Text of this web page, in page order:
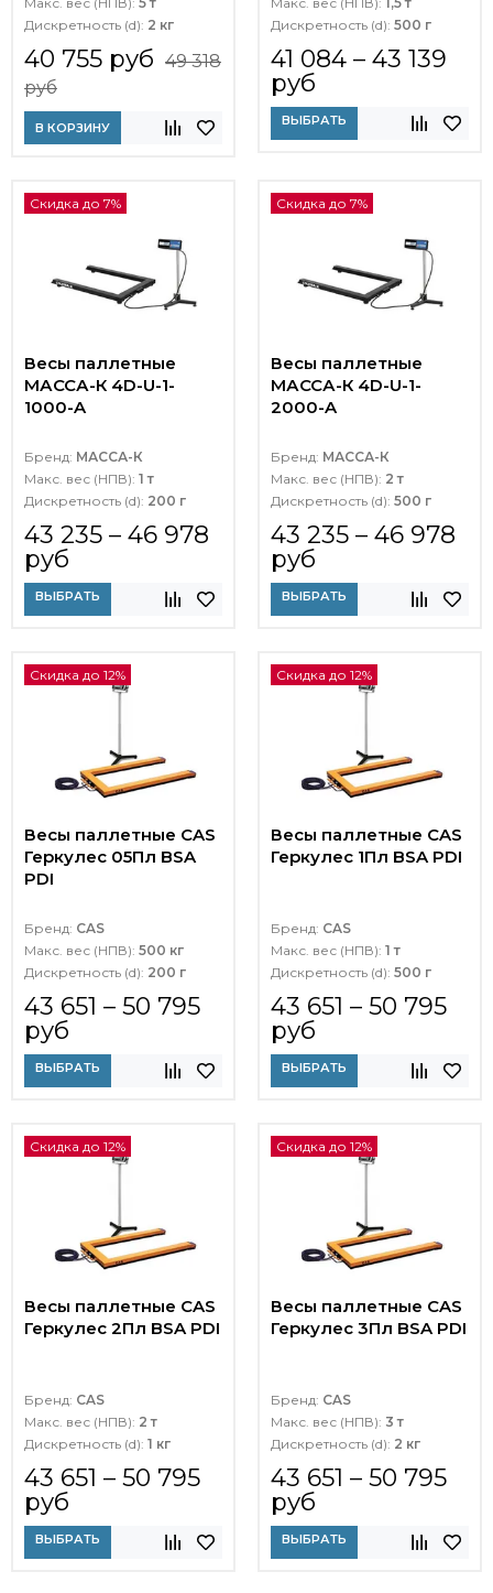
Дискретность (d): 2 кг
40 755 руб 49 318
руб
В КОРЗИНУ
Дискретность (d): 500 г
41 084 – 43 139
руб
ВЫБРАТЬ
Скидка до 7%
Весы паллетные
МАССА-К 4D-U-1-
1000-A
Бренд: МАССА-К
Макс. вес (НПВ): 1 т
Дискретность (d): 200 г
43 235 – 46 978
руб
ВЫБРАТЬ
Скидка до 7%
Весы паллетные
МАССА-К 4D-U-1-
2000-A
Бренд: МАССА-К
Макс. вес (НПВ): 2 т
Дискретность (d): 500 г
43 235 – 46 978
руб
ВЫБРАТЬ
Скидка до 12%
Весы паллетные CAS
Геркулес 05Пл BSA
PDI
Бренд: CAS
Макс. вес (НПВ): 500 кг
Дискретность (d): 200 г
43 651 – 50 795
руб
ВЫБРАТЬ
Скидка до 12%
Весы паллетные CAS
Геркулес 1Пл BSA PDI
Бренд: CAS
Макс. вес (НПВ): 1 т
Дискретность (d): 500 г
43 651 – 50 795
руб
ВЫБРАТЬ
Скидка до 12%
Весы паллетные CAS
Геркулес 2Пл BSA PDI
Бренд: CAS
Макс. вес (НПВ): 2 т
Дискретность (d): 1 кг
43 651 – 50 795
руб
ВЫБРАТЬ
Скидка до 12%
Весы паллетные CAS
Геркулес 3Пл BSA PDI
Бренд: CAS
Макс. вес (НПВ): 3 т
Дискретность (d): 2 кг
43 651 – 50 795
руб
ВЫБРАТЬ